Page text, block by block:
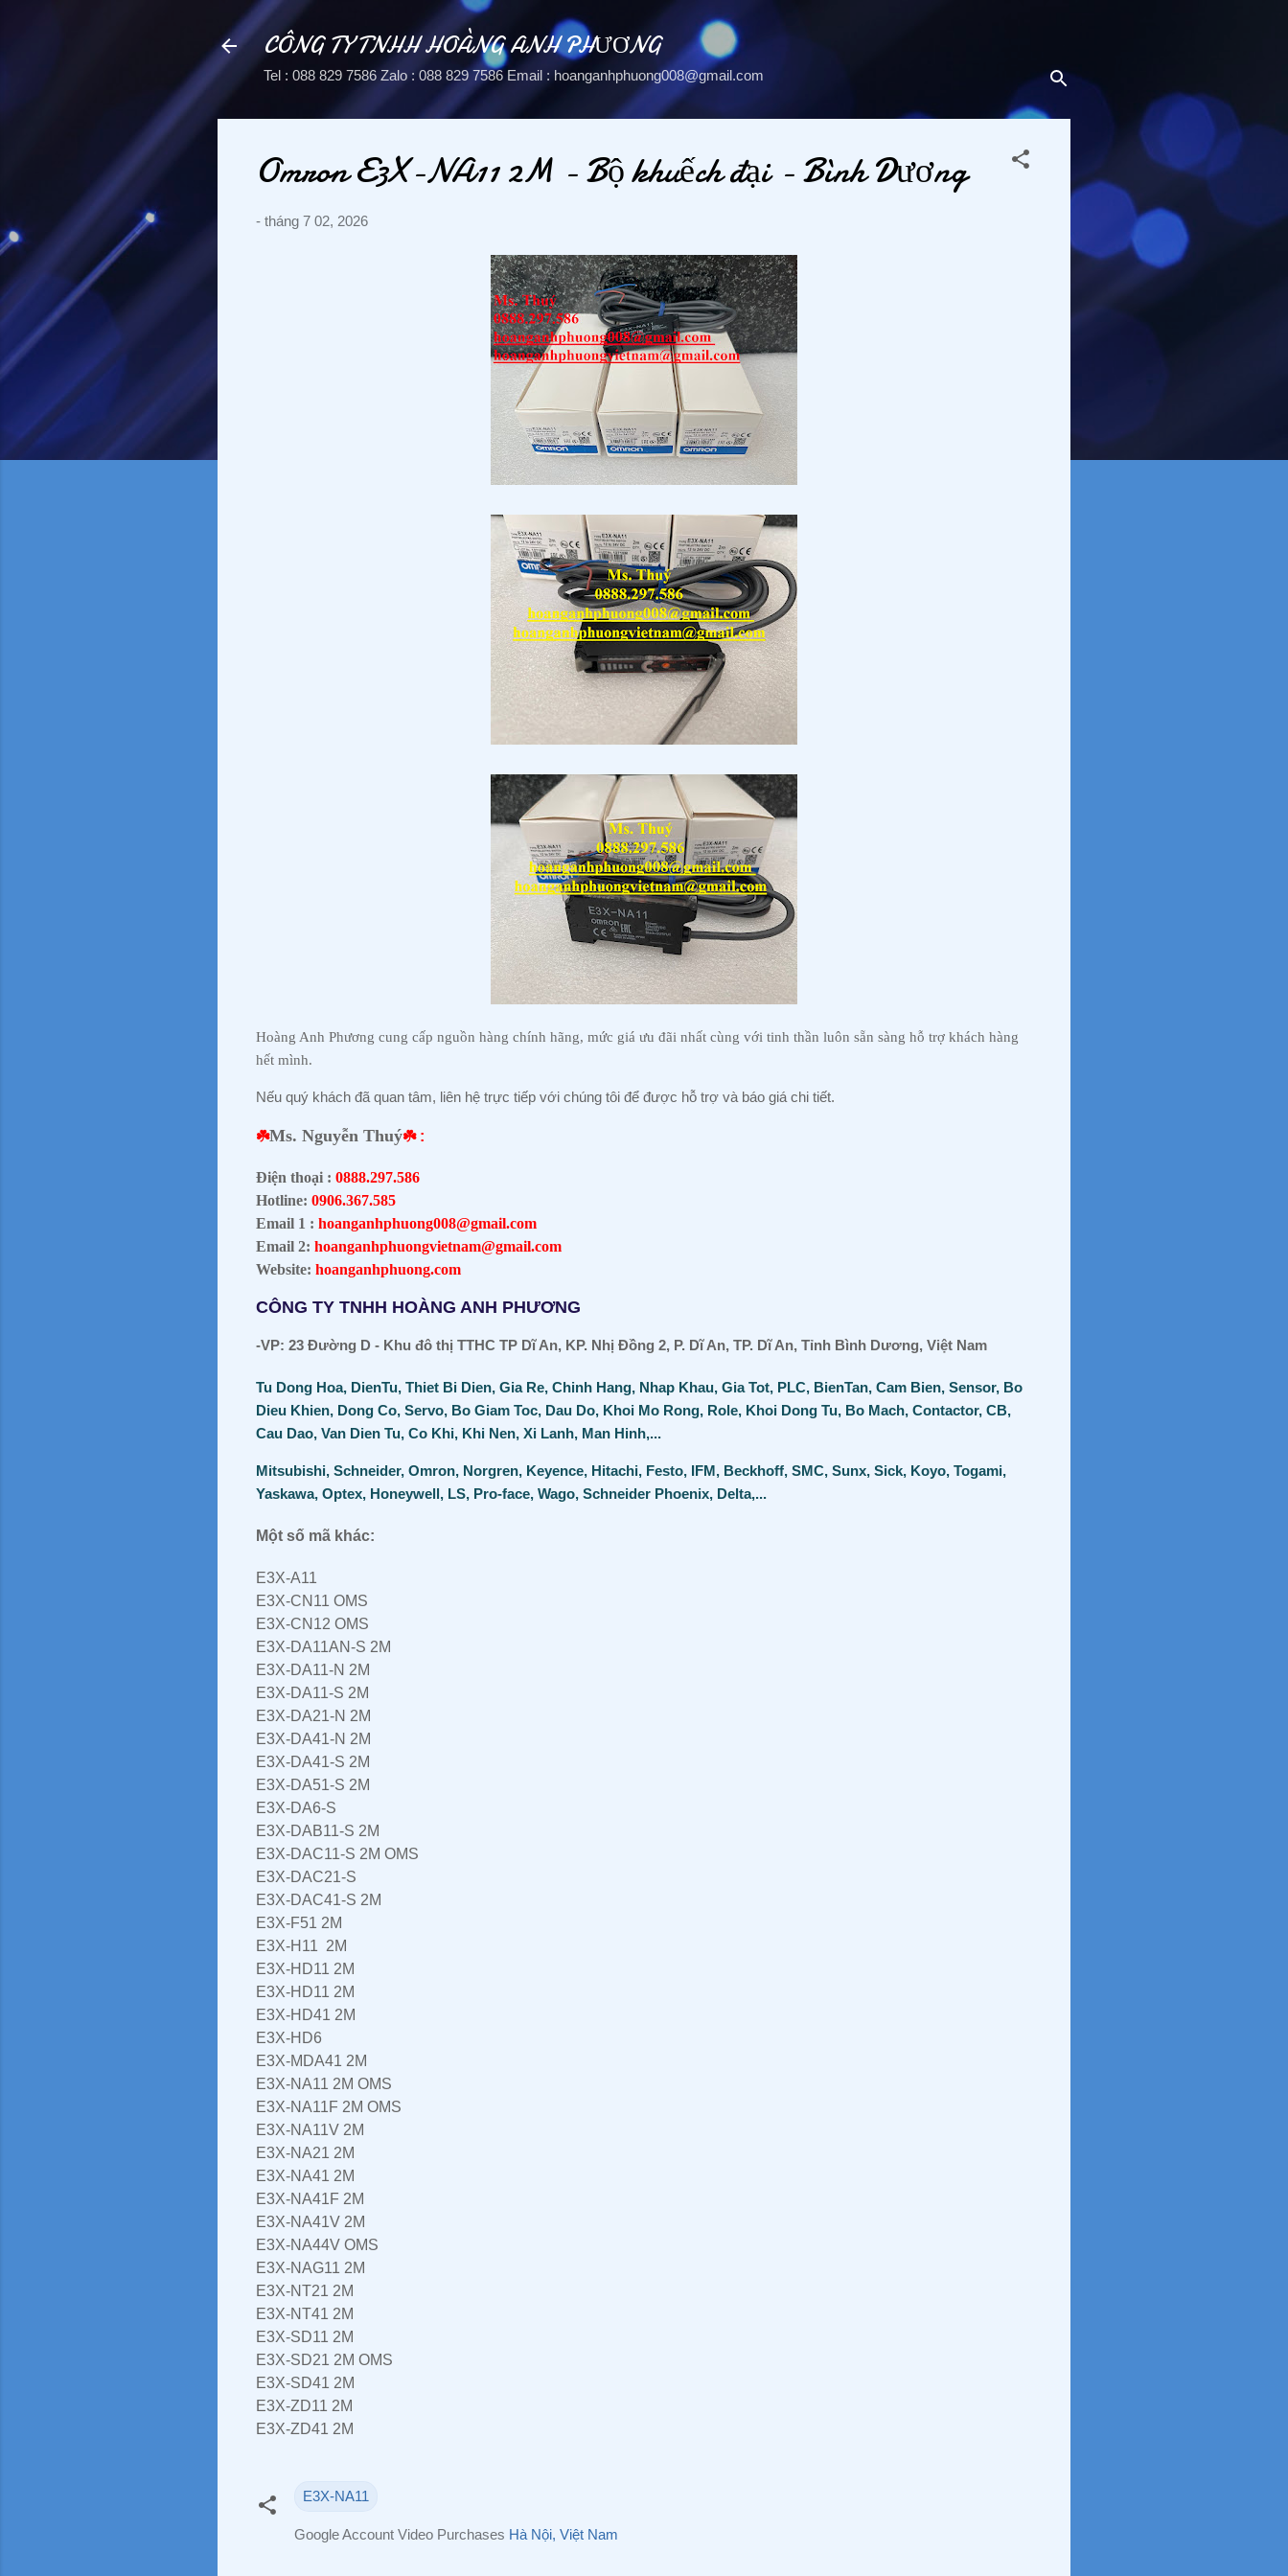
Chuyển đến nội dung chính
CÔNG TY TNHH HOÀNG ANH PHƯƠNG
Tel : 088 829 7586 Zalo : 088 829 7586 Email : hoanganhphuong008@gmail.com
Omron E3X-NA11 2M - Bộ khuếch đại - Bình Dương
- tháng 7 02, 2026
Hoàng Anh Phương cung cấp nguồn hàng chính hãng, mức giá ưu đãi nhất cùng với tinh thần luôn sẵn sàng hỗ trợ khách hàng
hết mình.
Nếu quý khách đã quan tâm, liên hệ trực tiếp với chúng tôi để được hỗ trợ và báo giá chi tiết.
☘️Ms. Nguyễn Thuý☘️ :
Điện thoại : 0888.297.586
Hotline: 0906.367.585
Email 1 : hoanganhphuong008@gmail.com
Email 2: hoanganhphuongvietnam@gmail.com
Website: hoanganhphuong.com
CÔNG TY TNHH HOÀNG ANH PHƯƠNG
-VP: 23 Đường D - Khu đô thị TTHC TP Dĩ An, KP. Nhị Đồng 2, P. Dĩ An, TP. Dĩ An, Tỉnh Bình Dương, Việt Nam
Tu Dong Hoa, DienTu, Thiet Bi Dien, Gia Re, Chinh Hang, Nhap Khau, Gia Tot, PLC, BienTan, Cam Bien, Sensor, Bo
Dieu Khien, Dong Co, Servo, Bo Giam Toc, Dau Do, Khoi Mo Rong, Role, Khoi Dong Tu, Bo Mach, Contactor, CB,
Cau Dao, Van Dien Tu, Co Khi, Khi Nen, Xi Lanh, Man Hinh,...
Mitsubishi, Schneider, Omron, Norgren, Keyence, Hitachi, Festo, IFM, Beckhoff, SMC, Sunx, Sick, Koyo, Togami,
Yaskawa, Optex, Honeywell, LS, Pro-face, Wago, Schneider Phoenix, Delta,...
Một số mã khác:
E3X-A11
E3X-CN11 OMS
E3X-CN12 OMS
E3X-DA11AN-S 2M
E3X-DA11-N 2M
E3X-DA11-S 2M
E3X-DA21-N 2M
E3X-DA41-N 2M
E3X-DA41-S 2M
E3X-DA51-S 2M
E3X-DA6-S
E3X-DAB11-S 2M
E3X-DAC11-S 2M OMS
E3X-DAC21-S
E3X-DAC41-S 2M
E3X-F51 2M
E3X-H11 2M
E3X-HD11 2M
E3X-HD11 2M
E3X-HD41 2M
E3X-HD6
E3X-MDA41 2M
E3X-NA11 2M OMS
E3X-NA11F 2M OMS
E3X-NA11V 2M
E3X-NA21 2M
E3X-NA41 2M
E3X-NA41F 2M
E3X-NA41V 2M
E3X-NA44V OMS
E3X-NAG11 2M
E3X-NT21 2M
E3X-NT41 2M
E3X-SD11 2M
E3X-SD21 2M OMS
E3X-SD41 2M
E3X-ZD11 2M
E3X-ZD41 2M
E3X-NA11
Google Account Video Purchases Hà Nội, Việt Nam